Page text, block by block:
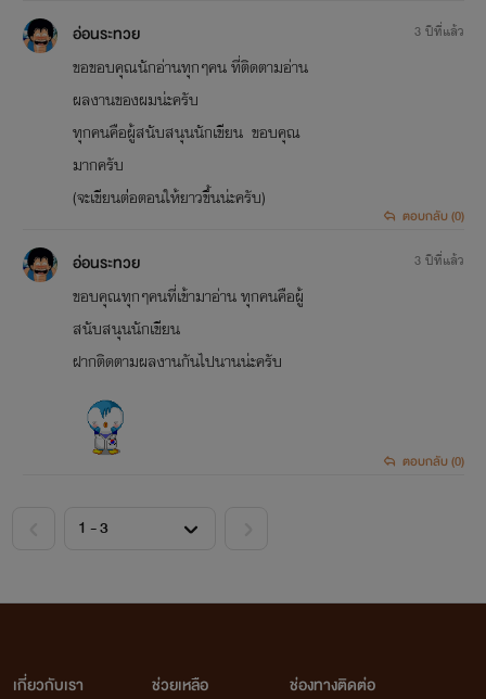
อ่อนระทวย
ขอขอบคุณนักอ่านทุกๆคน ที่ติดตามอ่าน
ผลงานของผมน่ะครับ
ทุกคนคือผู้สนับสนุนนักเขียน ขอบคุณ
มากครับ
(จะเขียนต่่่อตอนให้ยาวขึ้นน่ะครับ)
3 ปีที่แล้ว
ตอบกลับ (0)
อ่อนระทวย
ขอบคุณทุกๆคนที่เข้ามาอ่าน ทุกคนคือผู้
สนับสนุนนักเขียน
ฝากติดตามผลงานกันไปนานน่ะครับ
3 ปีที่แล้ว
ตอบกลับ (0)
เกี่ยวกับเรา
ช่วยเหลือ
ช่องทางติดต่อ